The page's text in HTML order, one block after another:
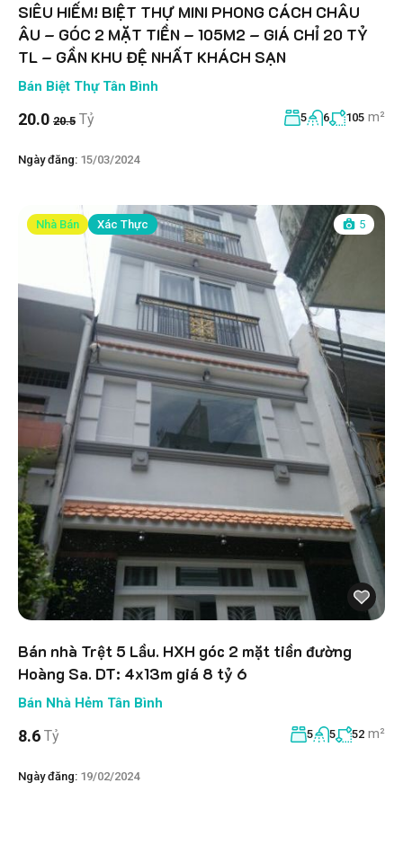
SIÊU HIẾM! BIỆT THỰ MINI PHONG CÁCH CHÂU
ÂU – GÓC 2 MẶT TIỀN – 105M2 – GIÁ CHỈ 20 TỶ
TL – GẦN KHU ĐỆ NHẤT KHÁCH SẠN
Bán Biệt Thự Tân Bình
20.0 20.5 Tỷ 5 6 105 m²
Ngày đăng: 15/03/2024
Nhà Bán Xác Thực 5
Bán nhà Trệt 5 Lầu. HXH góc 2 mặt tiền đường
Hoàng Sa. DT: 4x13m giá 8 tỷ 6
Bán Nhà Hẻm Tân Bình
8.6 Tỷ 5 5 52 m²
Ngày đăng: 19/02/2024